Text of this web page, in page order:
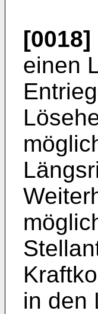
[0018]
einen
in den